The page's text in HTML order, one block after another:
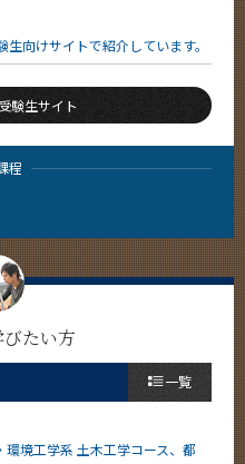
向けサイトで紹介しています。
験生サイト
程
たい方
一覧
境工学系 土木工学コース、都